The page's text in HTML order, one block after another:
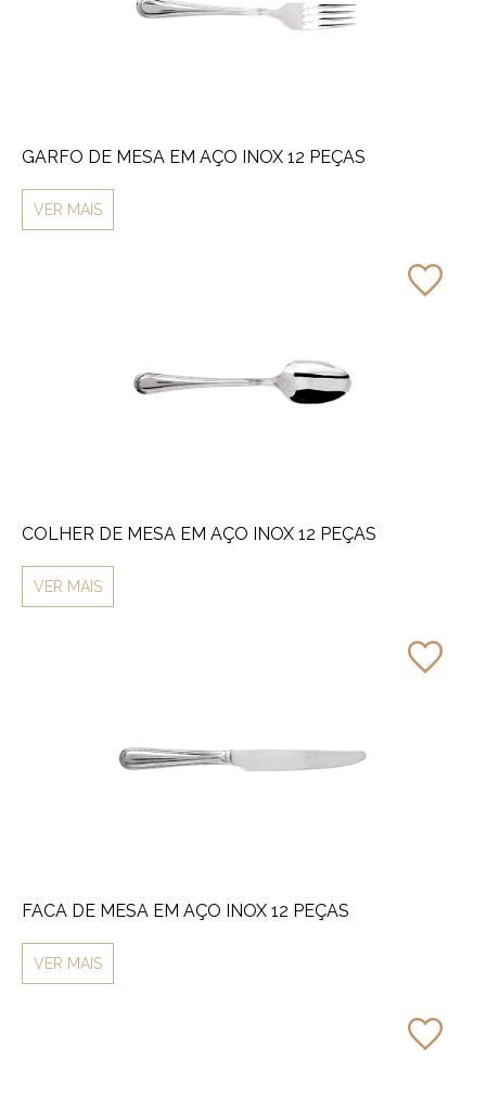
GARFO DE MESA EM AÇO INOX 12 PEÇAS
VER MAIS
COLHER DE MESA EM AÇO INOX 12 PEÇAS
VER MAIS
FACA DE MESA EM AÇO INOX 12 PEÇAS
VER MAIS